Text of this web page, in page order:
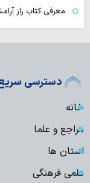
معرفی کتاب راز
دسترسی
خانه
مراجع و علما
استان ها
علمی فرهنگی